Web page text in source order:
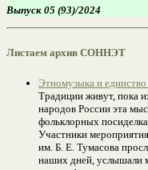
Выпуск 05 (93)/2024
Листаем архив СОННЭТ
Этномузыка и
Традиции живут, пока
народов России эта
фольклорных
Участники
им. Б. Е. Тумасова
наших дней, услышали